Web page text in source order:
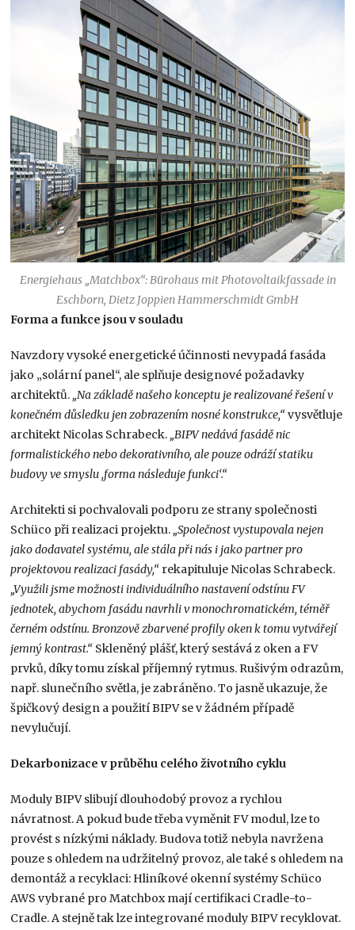
Energiehaus „Matchbox“: Bürohaus mit Photovoltaikfassade in
Eschborn, Dietz Joppien Hammerschmidt GmbH
Forma a funkce jsou v souladu
Navzdory vysoké energetické účinnosti nevypadá fasáda
jako „solární panel“, ale splňuje designové požadavky
architektů. „Na základě našeho konceptu je realizované řešení v
konečném důsledku jen zobrazením nosné konstrukce,“vysvětluje
architekt Nicolas Schrabeck. „BIPV nedává fasádě nic
formalistického nebo dekorativního, ale pouze odráží statiku
budovy ve smyslu ,forma následuje funkci‘.“
Architekti si pochvalovali podporu ze strany společnosti
Schüco při realizaci projektu. „Společnost vystupovala nejen
jako dodavatel systému, ale stála při nás i jako partner pro
projektovou realizaci fasády,“ rekapituluje Nicolas Schrabeck.
„Využili jsme možnosti individuálního nastavení odstínu FV
jednotek, abychom fasádu navrhli v monochromatickém, téměř
černém odstínu. Bronzově zbarvené profily oken k tomu vytvářejí
jemný kontrast.“ Skleněný plášť, který sestává z oken a FV
prvků, díky tomu získal příjemný rytmus. Rušivým odrazům,
např. slunečního světla, je zabráněno. To jasně ukazuje, že
špičkový design a použití BIPV se v žádném případě
nevylučují.
Dekarbonizace v průběhu celého životního cyklu
Moduly BIPV slibují dlouhodobý provoz a rychlou
návratnost. A pokud bude třeba vyměnit FV modul, lze to
provést s nízkými náklady. Budova totiž nebyla navržena
pouze s ohledem na udržitelný provoz, ale také s ohledem na
demontáž a recyklaci: Hliníkové okenní systémy Schüco
AWS vybrané pro Matchbox mají certifikaci Cradle-to-
Cradle. A stejně tak lze integrované moduly BIPV recyklovat.